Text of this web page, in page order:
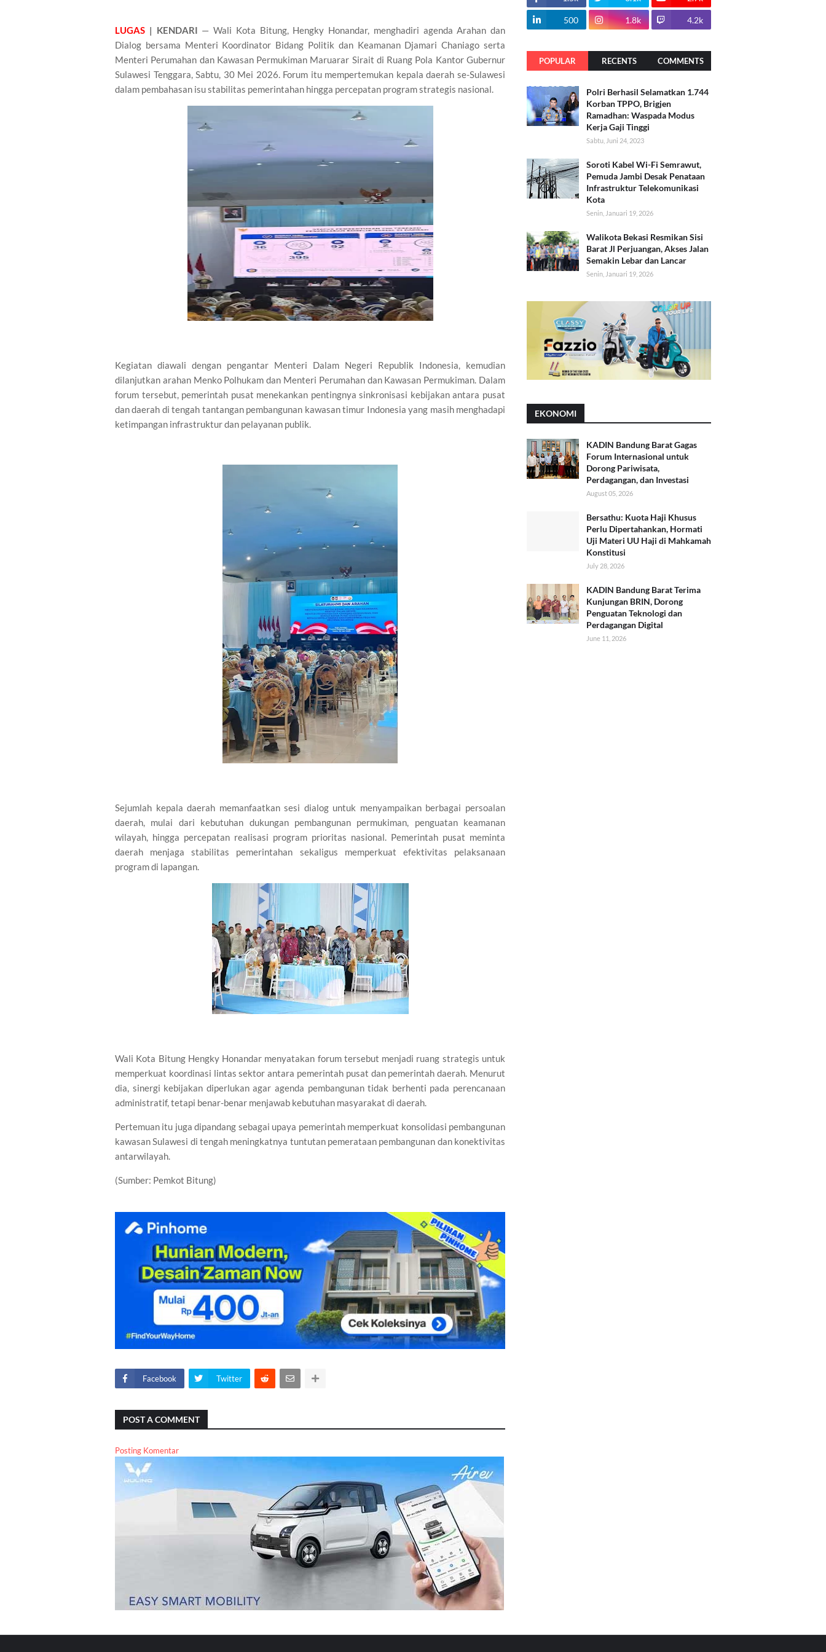
LUGAS | KENDARI — Wali Kota Bitung, Hengky Honandar, menghadiri agenda Arahan dan
Dialog bersama Menteri Koordinator Bidang Politik dan Keamanan Djamari Chaniago serta
Menteri Perumahan dan Kawasan Permukiman Maruarar Sirait di Ruang Pola Kantor Gubernur
Sulawesi Tenggara, Sabtu, 30 Mei 2026. Forum itu mempertemukan kepala daerah se-Sulawesi
dalam pembahasan isu stabilitas pemerintahan hingga percepatan program strategis nasional.
Kegiatan diawali dengan pengantar Menteri Dalam Negeri Republik Indonesia, kemudian
dilanjutkan arahan Menko Polhukam dan Menteri Perumahan dan Kawasan Permukiman. Dalam
forum tersebut, pemerintah pusat menekankan pentingnya sinkronisasi kebijakan antara pusat
dan daerah di tengah tantangan pembangunan kawasan timur Indonesia yang masih menghadapi
ketimpangan infrastruktur dan pelayanan publik.
Sejumlah kepala daerah memanfaatkan sesi dialog untuk menyampaikan berbagai persoalan
daerah, mulai dari kebutuhan dukungan pembangunan permukiman, penguatan keamanan
wilayah, hingga percepatan realisasi program prioritas nasional. Pemerintah pusat meminta
daerah menjaga stabilitas pemerintahan sekaligus memperkuat efektivitas pelaksanaan
program di lapangan.
Wali Kota Bitung Hengky Honandar menyatakan forum tersebut menjadi ruang strategis untuk
memperkuat koordinasi lintas sektor antara pemerintah pusat dan pemerintah daerah. Menurut
dia, sinergi kebijakan diperlukan agar agenda pembangunan tidak berhenti pada perencanaan
administratif, tetapi benar-benar menjawab kebutuhan masyarakat di daerah.
Pertemuan itu juga dipandang sebagai upaya pemerintah memperkuat konsolidasi pembangunan
kawasan Sulawesi di tengah meningkatnya tuntutan pemerataan pembangunan dan konektivitas
antarwilayah.
(Sumber: Pemkot Bitung)
Facebook Twitter
POST A COMMENT
Posting Komentar
500 1.8k 4.2k
POPULAR RECENTS COMMENTS
Polri Berhasil Selamatkan 1.744
Korban TPPO, Brigjen
Ramadhan: Waspada Modus
Kerja Gaji Tinggi
Sabtu, Juni 24, 2023
Soroti Kabel Wi-Fi Semrawut,
Pemuda Jambi Desak Penataan
Infrastruktur Telekomunikasi
Kota
Senin, Januari 19, 2026
Walikota Bekasi Resmikan Sisi
Barat Jl Perjuangan, Akses Jalan
Semakin Lebar dan Lancar
Senin, Januari 19, 2026
EKONOMI
KADIN Bandung Barat Gagas
Forum Internasional untuk
Dorong Pariwisata,
Perdagangan, dan Investasi
August 05, 2026
Bersathu: Kuota Haji Khusus
Perlu Dipertahankan, Hormati
Uji Materi UU Haji di Mahkamah
Konstitusi
July 28, 2026
KADIN Bandung Barat Terima
Kunjungan BRIN, Dorong
Penguatan Teknologi dan
Perdagangan Digital
June 11, 2026